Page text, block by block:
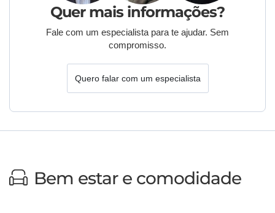
Quer mais informações?
Fale com um especialista para te ajudar. Sem
compromisso.
Quero falar com um especialista
Bem estar e comodidade